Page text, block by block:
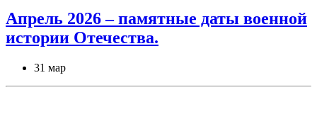
Апрель 2026 – памятные даты военной
истории Отечества.
31 мар